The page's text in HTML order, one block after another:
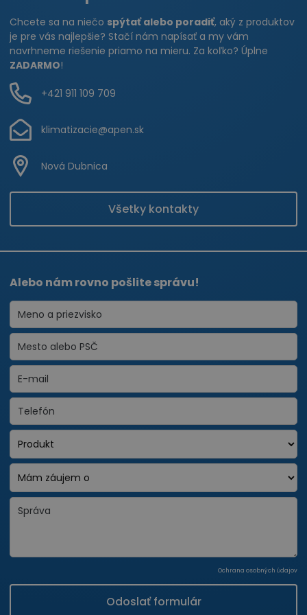
Chcete sa na niečo spýtať alebo poradiť, aký z produktov
je pre vás najlepšie? Stačí nám napísať a my vám
navrhneme riešenie priamo na mieru. Za koľko? Úplne
ZADARMO!
+421 911 109 709
klimatizacie@apen.sk
Nová Dubnica
Všetky kontakty
Alebo nám rovno pošlite správu!
Ochrana osobných údajov
Odoslať formulár